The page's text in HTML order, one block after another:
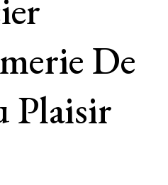
De
Plaisir